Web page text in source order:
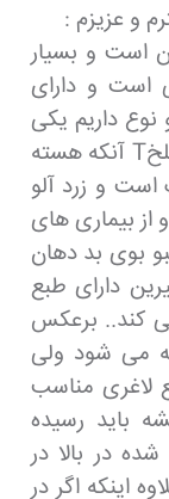
و عزیزم :
است و بسیار
و دارای
داریم یکی
با هسته ی شیرین و دیگری با هسته تلخT آنکه هسته
و زرد آلو
بیماری های
بوی بد دهان
دارای طبع
کند.. برعکس
می شود ولی
لاغری مناسب
باید رسیده
در بالا در
اینکه اگر در